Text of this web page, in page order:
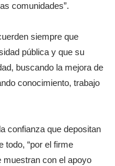
comunidades”.
siempre que
pública y que su
buscando la mejora de
conocimiento, trabajo
confianza que depositan
todo, “por el firme
con el apoyo